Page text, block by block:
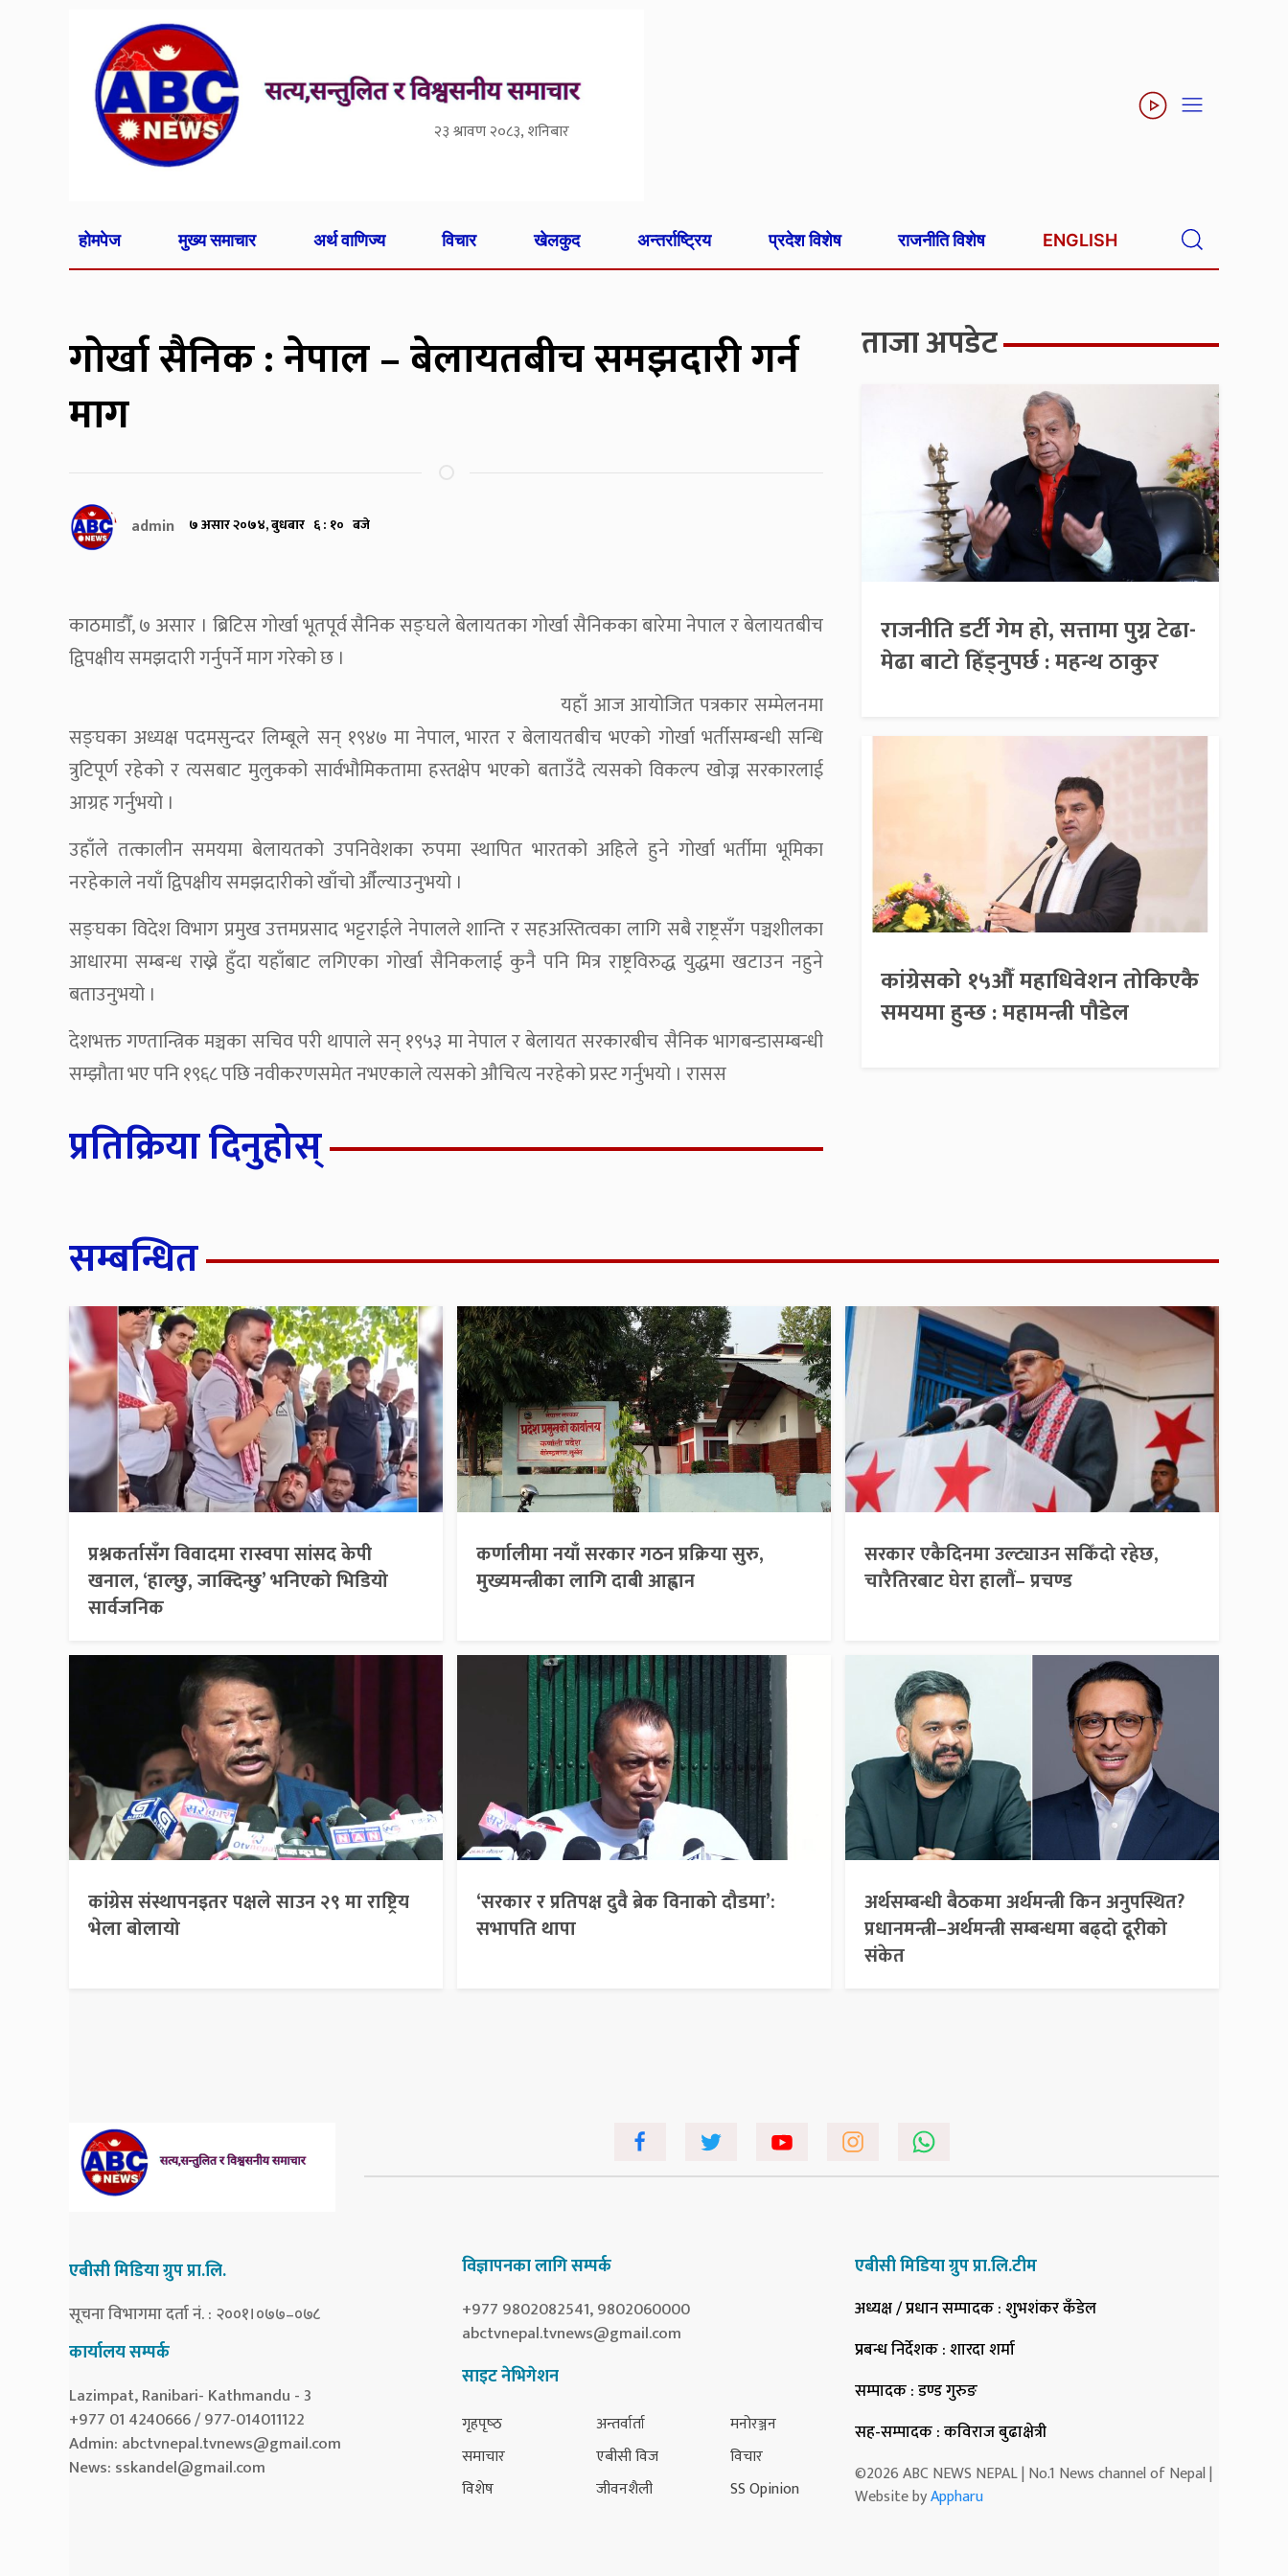
२३ श्रावण २०८३, शनिबार
होमपेज मुख्य समाचार अर्थ वाणिज्य विचार खेलकुद अन्तर्राष्ट्रिय प्रदेश विशेष राजनीति विशेष ENGLISH
गोर्खा सैनिक : नेपाल – बेलायतबीच समझदारी गर्न
माग
admin ७ असार २०७४, बुधबार ६ : १० बजे
काठमाडौँ, ७ असार । ब्रिटिस गोर्खा भूतपूर्व सैनिक सङ्घले बेलायतका गोर्खा सैनिकका बारेमा नेपाल र बेलायतबीच
द्विपक्षीय समझदारी गर्नुपर्ने माग गरेको छ ।
यहाँ आज आयोजित पत्रकार सम्मेलनमा
सङ्घका अध्यक्ष पदमसुन्दर लिम्बूले सन् १९४७ मा नेपाल, भारत र बेलायतबीच भएको गोर्खा भर्तीसम्बन्धी सन्धि
त्रुटिपूर्ण रहेको र त्यसबाट मुलुकको सार्वभौमिकतामा हस्तक्षेप भएको बताउँदै त्यसको विकल्प खोज्न सरकारलाई
आग्रह गर्नुभयो ।
उहाँले तत्कालीन समयमा बेलायतको उपनिवेशका रुपमा स्थापित भारतको अहिले हुने गोर्खा भर्तीमा भूमिका
नरहेकाले नयाँ द्विपक्षीय समझदारीको खाँचो औँल्याउनुभयो ।
सङ्घका विदेश विभाग प्रमुख उत्तमप्रसाद भट्टराईले नेपालले शान्ति र सहअस्तित्वका लागि सबै राष्ट्रसँग पञ्चशीलका
आधारमा सम्बन्ध राख्ने हुँदा यहाँबाट लगिएका गोर्खा सैनिकलाई कुनै पनि मित्र राष्ट्रविरुद्ध युद्धमा खटाउन नहुने
बताउनुभयो ।
देशभक्त गण्तान्त्रिक मञ्चका सचिव परी थापाले सन् १९५३ मा नेपाल र बेलायत सरकारबीच सैनिक भागबन्डासम्बन्धी
सम्झौता भए पनि १९६८ पछि नवीकरणसमेत नभएकाले त्यसको औचित्य नरहेको प्रस्ट गर्नुभयो । रासस
प्रतिक्रिया दिनुहोस्
ताजा अपडेट
राजनीति डर्टी गेम हो, सत्तामा पुग्न टेढा-
मेढा बाटो हिँड्नुपर्छ : महन्थ ठाकुर
कांग्रेसको १५औँ महाधिवेशन तोकिएकै
समयमा हुन्छ : महामन्त्री पौडेल
सम्बन्धित
प्रश्नकर्तासँग विवादमा रास्वपा सांसद केपी
खनाल, ‘हाल्छु, जाक्दिन्छु’ भनिएको भिडियो
सार्वजनिक
कर्णालीमा नयाँ सरकार गठन प्रक्रिया सुरु,
मुख्यमन्त्रीका लागि दाबी आह्वान
सरकार एकैदिनमा उल्ट्याउन सकिँदो रहेछ,
चारैतिरबाट घेरा हालौं– प्रचण्ड
कांग्रेस संस्थापनइतर पक्षले साउन २९ मा राष्ट्रिय
भेला बोलायो
‘सरकार र प्रतिपक्ष दुवै ब्रेक विनाको दौडमा’:
सभापति थापा
अर्थसम्बन्धी बैठकमा अर्थमन्त्री किन अनुपस्थित?
प्रधानमन्त्री–अर्थमन्त्री सम्बन्धमा बढ्दो दूरीको
संकेत
एबीसी मिडिया ग्रुप प्रा.लि.
सूचना विभागमा दर्ता नं. : २००१।०७७–०७८
कार्यालय सम्पर्क
Lazimpat, Ranibari- Kathmandu - 3
+977 01 4240666 / 977-014011122
Admin: abctvnepal.tvnews@gmail.com
News: sskandel@gmail.com
विज्ञापनका लागि सम्पर्क
+977 9802082541, 9802060000
abctvnepal.tvnews@gmail.com
साइट नेभिगेशन
गृहपृष्‍ठ
समाचार
विशेष
अन्तर्वार्ता
एबीसी विज
जीवनशैली
मनोरञ्जन
विचार
SS Opinion
एबीसी मिडिया ग्रुप प्रा.लि.टीम
अध्यक्ष / प्रधान सम्पादक: शुभशंकर कँडेल
प्रबन्ध निर्देशक: शारदा शर्मा
सम्पादक: डण्ड गुरुङ
सह-सम्पादक: कविराज बुढाक्षेत्री
©2026 ABC NEWS NEPAL | No.1 News channel of Nepal |
Website byAppharu